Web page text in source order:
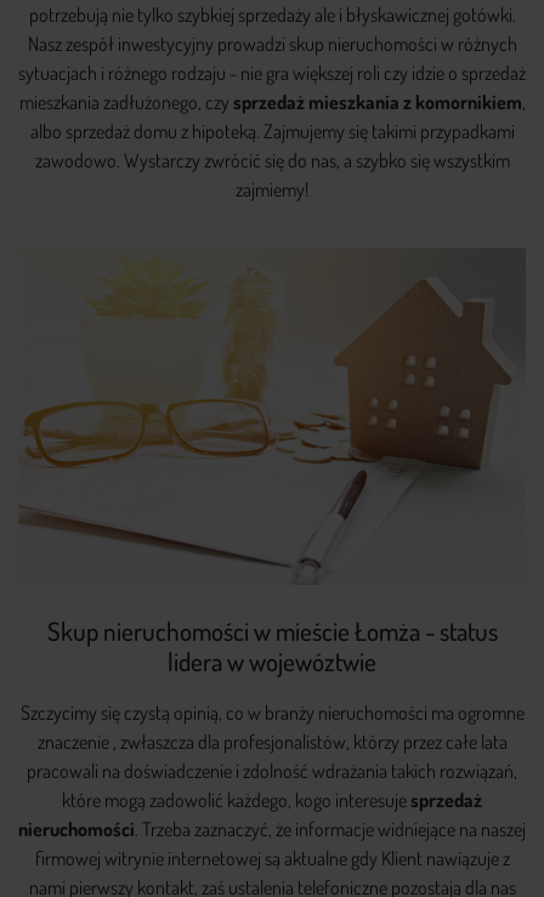
potrzebują nie tylko szybkiej sprzedaży ale i błyskawicznej gotówki.
Nasz zespół inwestycyjny prowadzi skup nieruchomości w różnych
sytuacjach i różnego rodzaju - nie gra większej roli czy idzie o sprzedaż
mieszkania zadłużonego, czy sprzedaż mieszkania z komornikiem
albo sprzedaż domu z hipoteką. Zajmujemy się takimi przypadkami
zawodowo. Wystarczy zwrócić się do nas, a szybko się wszystkim
zajmiemy!
Skup nieruchomości w mieście Łomża - status
lidera w wojewóztwie
Szczycimy się czystą opinią, co w branży nieruchomości ma ogromne
znaczenie , zwłaszcza dla profesjonalistów, którzy przez całe lata
pracowali na doświadczenie i zdolność wdrażania takich rozwiązań,
które mogą zadowolić każdego, kogo interesujesprzedaż
nieruchomości. Trzeba zaznaczyć, że informacje widniejące na naszej
firmowej witrynie internetowej są aktualne gdy Klient nawiązuje z
nami pierwszy kontakt, zaś ustalenia telefoniczne pozostają dla nas